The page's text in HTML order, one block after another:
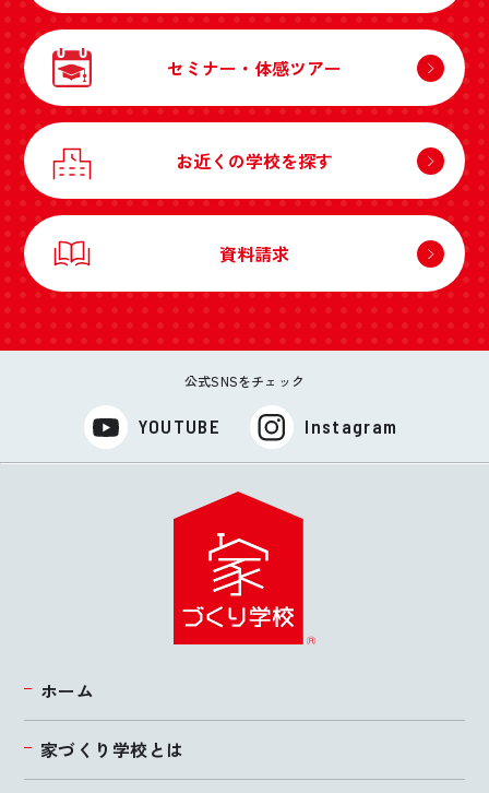
セミナー・体感ツアー
お近くの学校を探す
資料請求
公式SNSをチェック
YOUTUBE Instagram
ホーム
家づくり学校とは